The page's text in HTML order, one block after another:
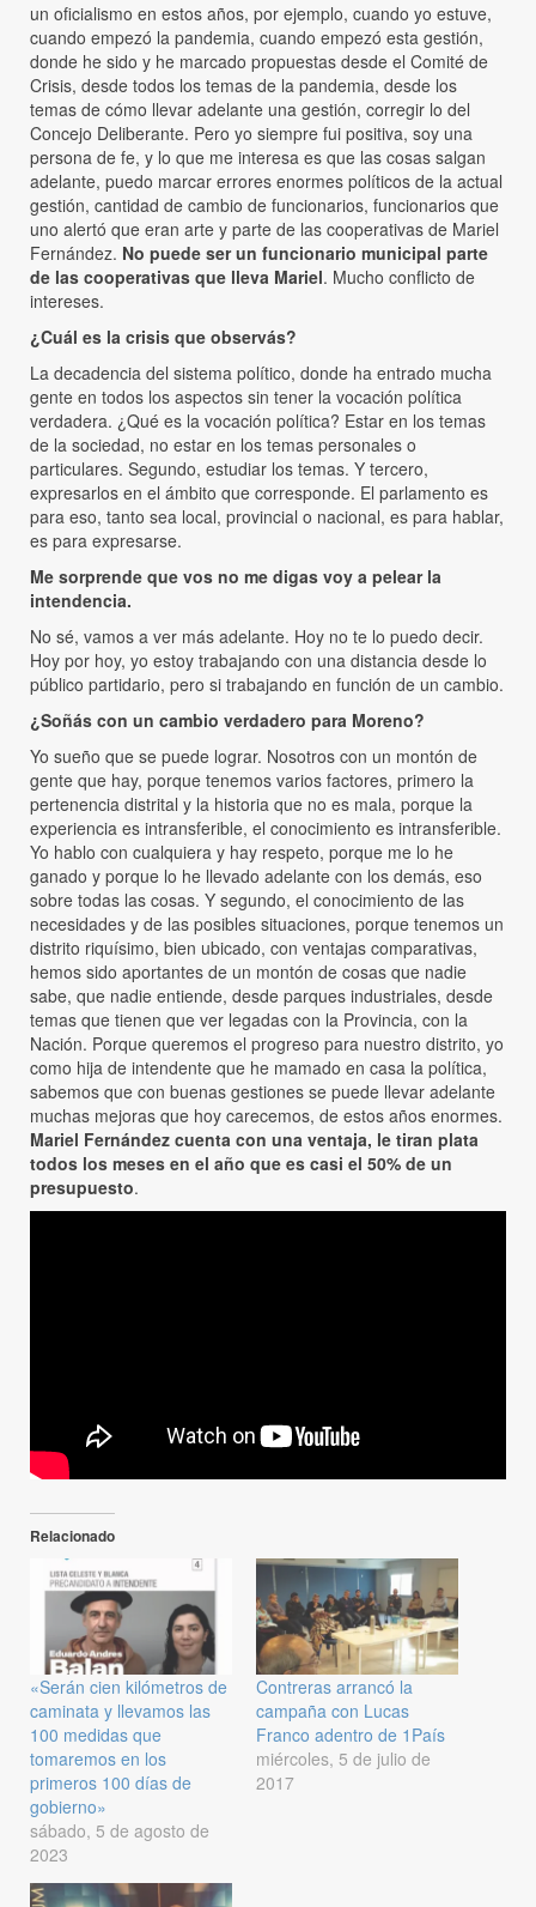
un oficialismo en estos años, por ejemplo, cuando yo estuve,
cuando empezó la pandemia, cuando empezó esta gestión,
donde he sido y he marcado propuestas desde el Comité de
Crisis, desde todos los temas de la pandemia, desde los
temas de cómo llevar adelante una gestión, corregir lo del
Concejo Deliberante. Pero yo siempre fui positiva, soy una
persona de fe, y lo que me interesa es que las cosas salgan
adelante, puedo marcar errores enormes políticos de la actual
gestión, cantidad de cambio de funcionarios, funcionarios que
uno alertó que eran arte y parte de las cooperativas de Mariel
Fernández. No puede ser un funcionario municipal parte
de las cooperativas que lleva Mariel. Mucho conflicto de
intereses.
¿Cuál es la crisis que observás?
La decadencia del sistema político, donde ha entrado mucha
gente en todos los aspectos sin tener la vocación política
verdadera. ¿Qué es la vocación política? Estar en los temas
de la sociedad, no estar en los temas personales o
particulares. Segundo, estudiar los temas. Y tercero,
expresarlos en el ámbito que corresponde. El parlamento es
para eso, tanto sea local, provincial o nacional, es para hablar,
es para expresarse.
Me sorprende que vos no me digas voy a pelear la
intendencia.
No sé, vamos a ver más adelante. Hoy no te lo puedo decir.
Hoy por hoy, yo estoy trabajando con una distancia desde lo
público partidario, pero si trabajando en función de un cambio.
¿Soñás con un cambio verdadero para Moreno?
Yo sueño que se puede lograr. Nosotros con un montón de
gente que hay, porque tenemos varios factores, primero la
pertenencia distrital y la historia que no es mala, porque la
experiencia es intransferible, el conocimiento es intransferible.
Yo hablo con cualquiera y hay respeto, porque me lo he
ganado y porque lo he llevado adelante con los demás, eso
sobre todas las cosas. Y segundo, el conocimiento de las
necesidades y de las posibles situaciones, porque tenemos un
distrito riquísimo, bien ubicado, con ventajas comparativas,
hemos sido aportantes de un montón de cosas que nadie
sabe, que nadie entiende, desde parques industriales, desde
temas que tienen que ver legadas con la Provincia, con la
Nación. Porque queremos el progreso para nuestro distrito, yo
como hija de intendente que he mamado en casa la política,
sabemos que con buenas gestiones se puede llevar adelante
muchas mejoras que hoy carecemos, de estos años enormes.
Mariel Fernández cuenta con una ventaja, le tiran plata
todos los meses en el año que es casi el 50% de un
presupuesto.
Relacionado
«Serán cien kilómetros de
caminata y llevamos las
100 medidas que
tomaremos en los
primeros 100 días de
gobierno»
sábado, 5 de agosto de
2023
Contreras arrancó la
campaña con Lucas
Franco adentro de 1País
miércoles, 5 de julio de
2017